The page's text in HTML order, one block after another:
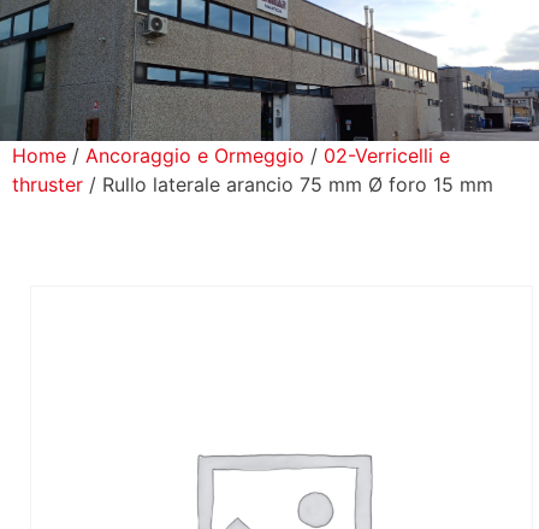
Prodotti
Home / Ancoraggio e Ormeggio / 02-Verricelli e
thruster / Rullo laterale arancio 75 mm Ø foro 15 mm